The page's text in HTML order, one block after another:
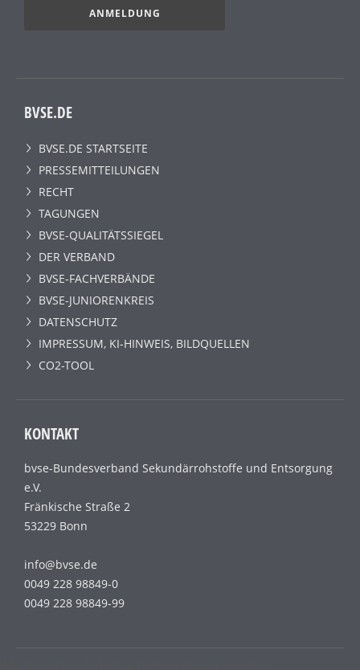
ANMELDUNG
BVSE.DE
BVSE.DE STARTSEITE
PRESSEMITTEILUNGEN
RECHT
TAGUNGEN
BVSE-QUALITÄTSSIEGEL
DER VERBAND
BVSE-FACHVERBÄNDE
BVSE-JUNIORENKREIS
DATENSCHUTZ
IMPRESSUM, KI-HINWEIS, BILDQUELLEN
CO2-TOOL
KONTAKT
bvse-Bundesverband Sekundärrohstoffe und Entsorgung
e.V.
Fränkische Straße 2
53229 Bonn
info@bvse.de
0049 228 98849-0
0049 228 98849-99